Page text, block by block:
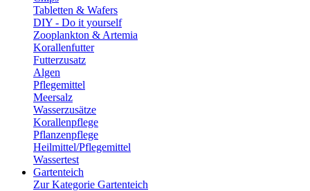
Tabletten & Wafers
DIY - Do it yourself
Zooplankton & Artemia
Korallenfutter
Futterzusatz
Algen
Pflegemittel
Meersalz
Wasserzusätze
Korallenpflege
Pflanzenpflege
Heilmittel/Pflegemittel
Wassertest
Gartenteich
Zur Kategorie Gartenteich